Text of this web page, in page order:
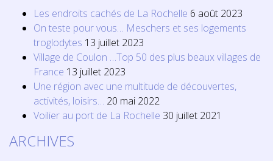
Les endroits cachés de La Rochelle 6 août 2023
On teste pour vous… Meschers et ses logements
troglodytes 13 juillet 2023
Village de Coulon …Top 50 des plus beaux villages de
France 13 juillet 2023
Une région avec une multitude de découvertes,
activités, loisirs… 20 mai 2022
Voilier au port de La Rochelle 30 juillet 2021
ARCHIVES